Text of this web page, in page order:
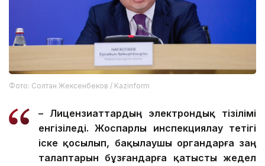
Фото: Солтан Жексенбеков / Kazinform
– Лицензиаттардың электрондық тізілімі
енгізіледі. Жоспарлы инспекциялау тетігі
іске қосылып, бақылаушы органдарға заң
талаптарын бұзғандарға қатысты жедел